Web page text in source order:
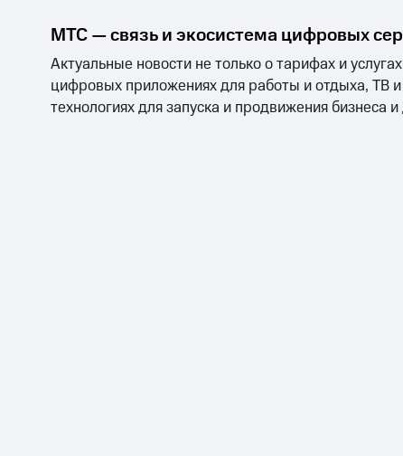
МТС — связь и экосистема цифровых
Актуальные новости не только о тарифах и
цифровых приложениях для работы и отдыха, ТВ
технологиях для запуска и продвижения бизнеса